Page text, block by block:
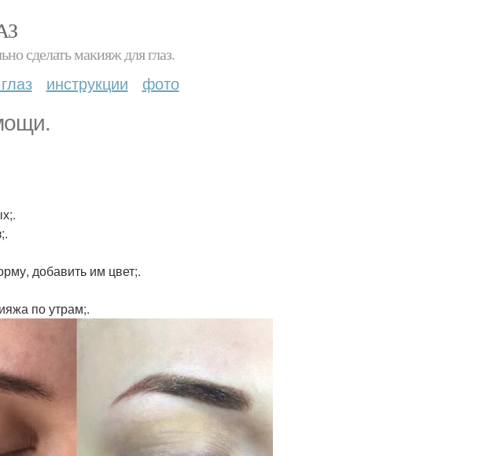
сделать макияж для глаз.
инструкции фото
добавить им цвет;.
по утрам;.